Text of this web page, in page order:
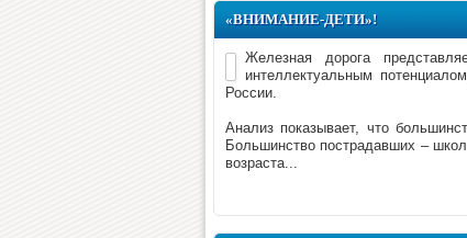
«ВНИМАНИЕ-ДЕТИ»!
Железная дорога
интеллектуальным
России.
Анализ показывает, что
Большинство пострадавших –
возраста...